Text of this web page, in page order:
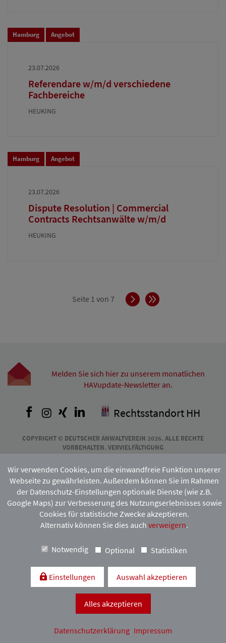
Hamburg Angebot
23.07.2026
Referendare w/m/d verschiedene
Fachbereiche
HEUKING
Hamburg Angebot
23.07.2026
Dispute Resolution | Commercial
Contracts Rechtsanwälte w/m/d
HEUKING
Seite 1 von 7 VorwärtsEnde
Melden Sie sich hier zu unserem monatlichen
HAVupdate-Newsletter an.
Facebook
Instagram
XingLinkedInRechtsstandort HH
COPYRIGHT © DEUTSCHER ANWALTVEREIN 2026. ALLE RECHTE
VORBEHALTEN. VERVIELFÄLTIGUNG
HAMBURGISCHEN ANWALTVEREINS.
Mitgliedschaft:
Kontakt & Anfahrt Impressum Datenschutzerklärung
Wir verwenden Cookies, um die einwandfreie Funktion unserer
Webseite zu gewährleisten. Außerdem können Sie im Rahmen
der Datenschutz-Einstellungen optionale Dienste (wie z.B.
Google Maps) zur Verbesserung des Nutzungserlebnisses sowie
Cookies für statistische Zwecke akzeptieren.
Alternativ können Sie dies auch verweigern.
Notwendig Optional Statistiken
Einstellungen Auswahl akzeptieren
Alles akzeptieren
Datenschutzerklärung Impressum